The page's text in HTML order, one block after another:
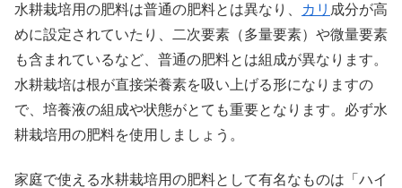
水耕栽培用の肥料は普通の肥料とは異なり、 カリ 成分が高
めに設定されていたり、二次要素（多量要素）や微量要素
も含まれているなど、普通の肥料とは組成が異なります。
水耕栽培は根が直接栄養素を吸い上げる形になりますの
で、培養液の組成や状態がとても重要となります。必ず水
耕栽培用の肥料を使用しましょう。
家庭で使える水耕栽培用の肥料として有名なものは「ハイ